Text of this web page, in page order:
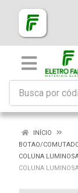
INÍCIO
BOTAO/
COLUNA
COLUNA